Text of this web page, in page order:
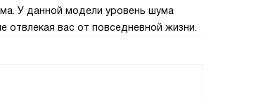
У данной модели уровень шума
отвлекая вас от повседневной жизни.